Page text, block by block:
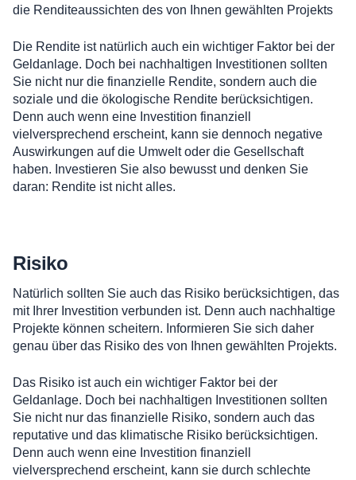
die Renditeaussichten des von Ihnen gewählten Projekts
Die Rendite ist natürlich auch ein wichtiger Faktor bei der
Geldanlage. Doch bei nachhaltigen Investitionen sollten
Sie nicht nur die finanzielle Rendite, sondern auch die
soziale und die ökologische Rendite berücksichtigen.
Denn auch wenn eine Investition finanziell
vielversprechend erscheint, kann sie dennoch negative
Auswirkungen auf die Umwelt oder die Gesellschaft
haben. Investieren Sie also bewusst und denken Sie
daran: Rendite ist nicht alles.
Risiko
Natürlich sollten Sie auch das Risiko berücksichtigen, das
mit Ihrer Investition verbunden ist. Denn auch nachhaltige
Projekte können scheitern. Informieren Sie sich daher
genau über das Risiko des von Ihnen gewählten Projekts.
Das Risiko ist auch ein wichtiger Faktor bei der
Geldanlage. Doch bei nachhaltigen Investitionen sollten
Sie nicht nur das finanzielle Risiko, sondern auch das
reputative und das klimatische Risiko berücksichtigen.
Denn auch wenn eine Investition finanziell
vielversprechend erscheint, kann sie durch schlechte